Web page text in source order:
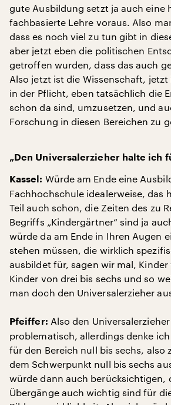
gute Ausbildung setzt ja auch eine
fachbasierte Lehre voraus. Also
dass es noch viel zu tun gibt in
aber jetzt eben die politischen
getroffen wurden, dass das auch
Also jetzt ist die Wissenschaft, jetzt
in der Pflicht, eben tatsächlich die
schon da sind, umzusetzen, und
Forschung in diesen Bereichen zu
„Den Universalerzieher halte ich
Kassel: Würde am Ende eine
Fachhochschule idealerweise, das
Teil auch schon, die Zeiten des zu
Begriffs „Kindergärtner“ sind ja
würde da am Ende in Ihren Augen
stehen müssen, die wirklich
ausbildet für, sagen wir mal, Kinder
Kinder von drei bis sechs und so
man doch den Universalerzieher
Pfeiffer: Also den
problematisch, allerdings denke
für den Bereich null bis sechs, also
dem Schwerpunkt null bis sechs
würde dann auch berücksichtigen,
Übergänge auch wichtig sind für